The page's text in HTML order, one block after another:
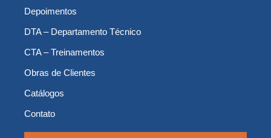
Depoimentos
DTA – Departamento Técnico
CTA – Treinamentos
Obras de Clientes
Catálogos
Contato